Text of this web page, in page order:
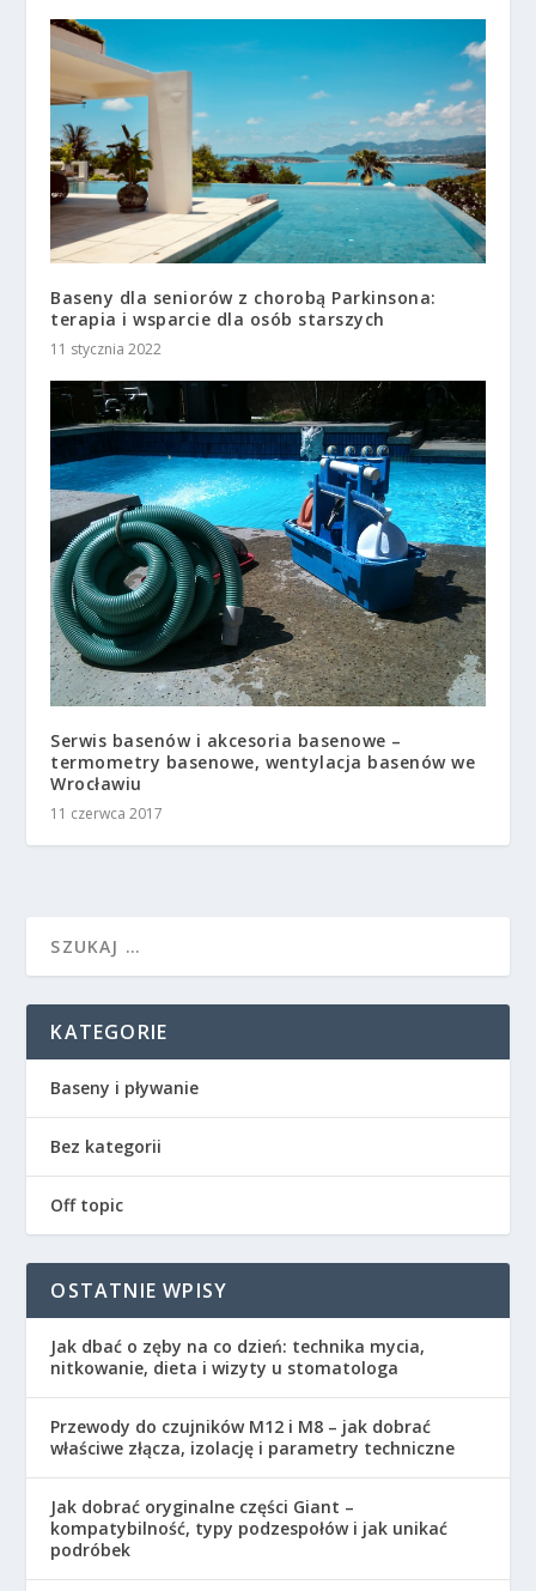
Baseny dla seniorów z chorobą Parkinsona:
terapia i wsparcie dla osób starszych
11 stycznia 2022
Serwis basenów i akcesoria basenowe –
termometry basenowe, wentylacja basenów we
Wrocławiu
11 czerwca 2017
KATEGORIE
Baseny i pływanie
Bez kategorii
Off topic
OSTATNIE WPISY
Jak dbać o zęby na co dzień: technika mycia,
nitkowanie, dieta i wizyty u stomatologa
Przewody do czujników M12 i M8 – jak dobrać
właściwe złącza, izolację i parametry techniczne
Jak dobrać oryginalne części Giant –
kompatybilność, typy podzespołów i jak unikać
podróbek